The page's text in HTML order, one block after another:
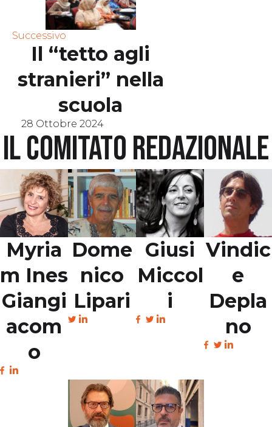
Successivo
Il “tetto agli
stranieri” nella
scuola
28 Ottobre 2024
Il comitato redazionale
Myria
m Ines
Giangi
acom
o
Dome
nico
Lipari
Giusi
Miccol
i
Vindic
e
Depla
no